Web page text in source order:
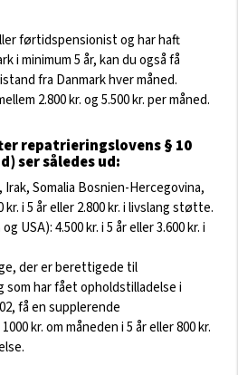
førtidspensionist og har haft
i minimum 5 år, kan du også få
fra Danmark hver måned.
2.800 kr. og 5.500 kr. per måned.
repatrieringslovens § 10
ser således ud:
Somalia Bosnien-Hercegovina,
i 5 år eller 2.800 kr. i livslang støtte.
USA): 4.500 kr. i 5 år eller 3.600 kr. i
der er berettigede til
har fået opholdstilladelse i
få en supplerende
kr. om måneden i 5 år eller 800 kr.